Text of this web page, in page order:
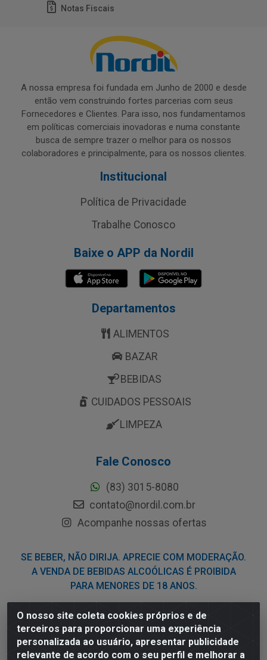
O nosso site coleta cookies próprios e de
terceiros para proporcionar uma experiência
personalizada ao usuário, apresentar publicidade
relevante de acordo com o seu perfil e melhorar a
Notas Fiscais
A nossa empresa foi fundada em Junho de 2000 e desde
então vem construindo fortes parcerias com seus
Fornecedores e Clientes. Para isso, nos fundamentamos
em políticas comerciais inovadoras e numa constante
busca de sempre trazer o melhor para os nossos
colaboradores e principalmente, para os nossos clientes.
Institucional
Política de Privacidade
Trabalhe Conosco
Baixe o APP da Nordil
Departamentos
ALIMENTOS
BAZAR
BEBIDAS
CUIDADOS PESSOAIS
LIMPEZA
Fale Conosco
(83) 3015-8080
contato@nordil.com.br
Acompanhe nossas ofertas
SE BEBER, NÃO DIRIJA. APRECIE COM MODERAÇÃO.
A VENDA DE BEBIDAS ALCOÓLICAS É PROIBIDA
PARA MENORES DE 18 ANOS.
Nordil Distribuidora - Avenida Liberdade, 2738, Bloco F -
Sesi - Bayeux/PB - CEP 58.111-400 - CNPJ
03.775.813/0001-41